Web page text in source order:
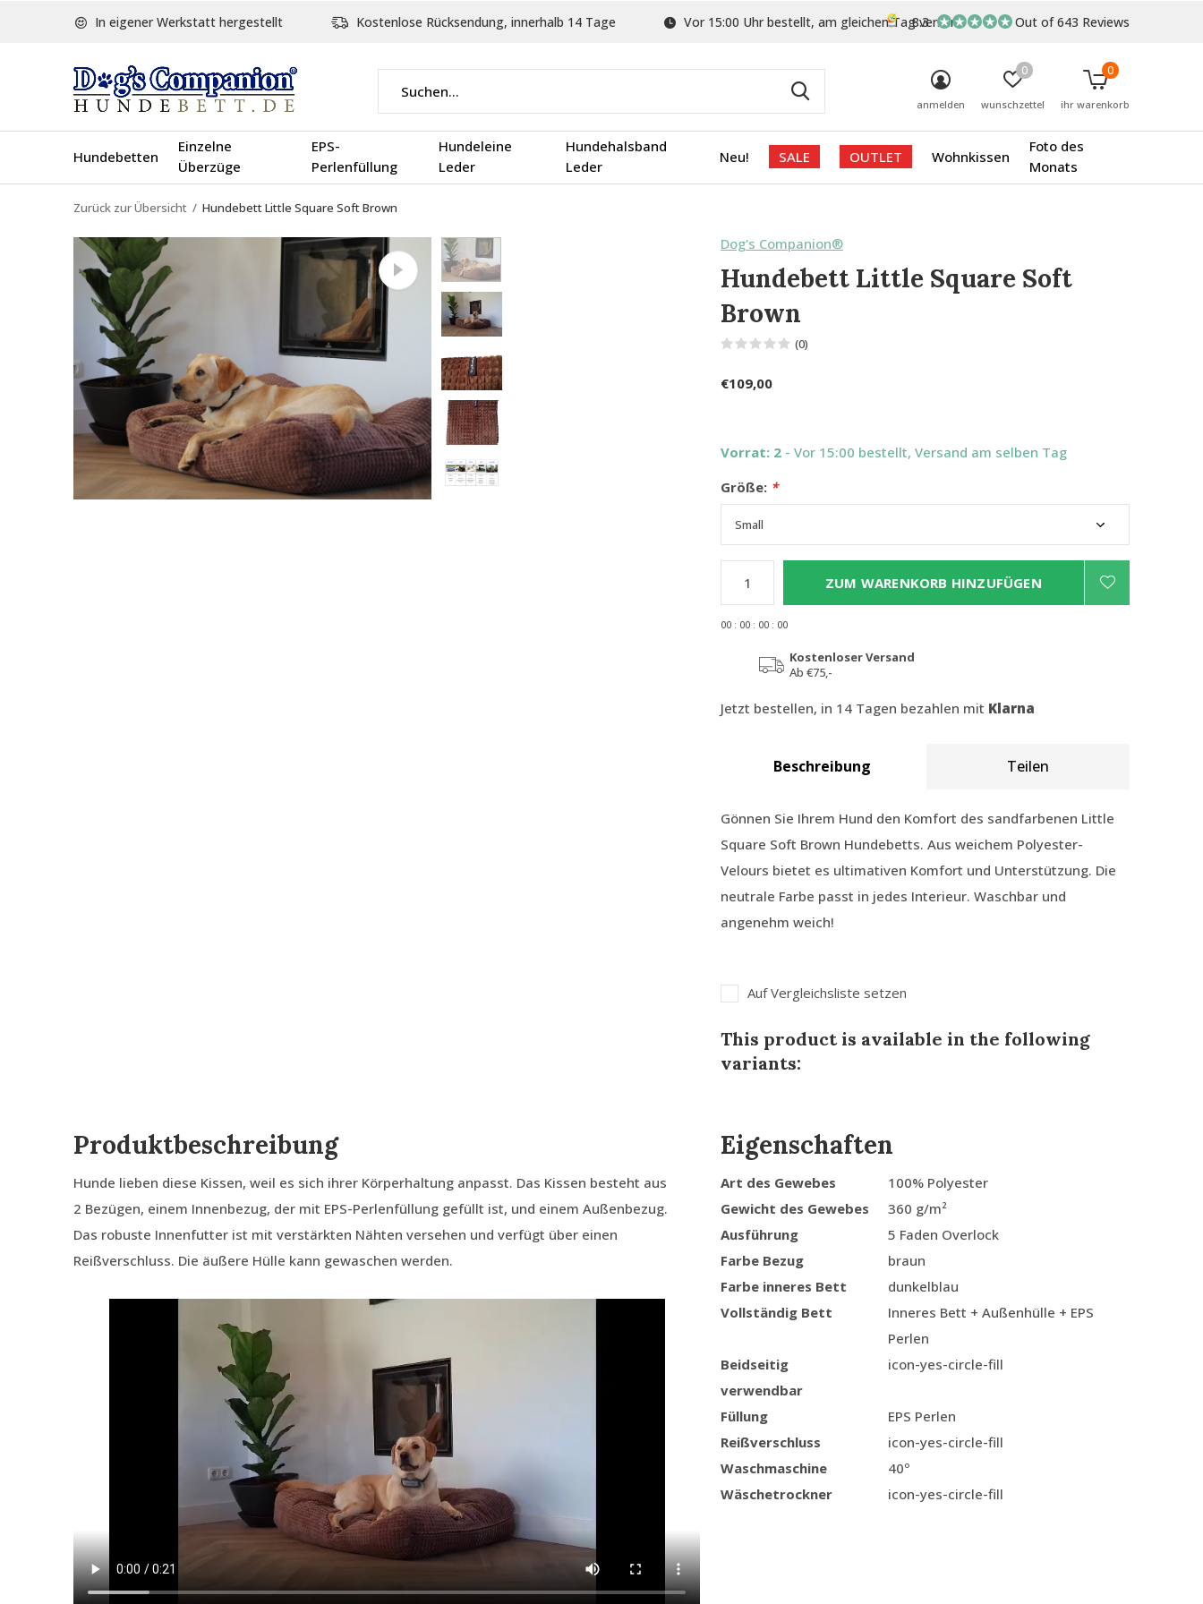
Hundebetten
Einzelne
Überzüge
EPS-
Perlenfüllung
Hundeleine
Leder
Hundehalsband
Leder
Neu! SALE OUTLET Wohnkissen
Foto des
Monats
anmelden wunschzettel
0
ihr warenkorb
0
In eigener Werkstatt hergestellt Kostenlose Rücksendung, innerhalb 14 Tage Vor 15:00 Uhr bestellt, am gleichen Tag versand
8.3 Out of 643 Reviews
Zurück zur Übersicht Hundebett Little Square Soft Brown
Dog's Companion®
Hundebett Little Square Soft
Brown
(0)
€109,00
Vorrat: 2 - Vor 15:00 bestellt, Versand am selben Tag
Größe: *
ZUM WARENKORB HINZUFÜGEN
00 : 00 : 00 : 00
Kostenloser Versand
Ab €75,-
Jetzt bestellen, in 14 Tagen bezahlen mit Klarna
Beschreibung Teilen
Gönnen Sie Ihrem Hund den Komfort des sandfarbenen Little
Square Soft Brown Hundebetts. Aus weichem Polyester-
Velours bietet es ultimativen Komfort und Unterstützung. Die
neutrale Farbe passt in jedes Interieur. Waschbar und
angenehm weich!
Auf Vergleichsliste setzen
This product is available in the following
variants:
Produktbeschreibung
Hunde lieben diese Kissen, weil es sich ihrer Körperhaltung anpasst. Das Kissen besteht aus
2 Bezügen, einem Innenbezug, der mit EPS-Perlenfüllung gefüllt ist, und einem Außenbezug.
Das robuste Innenfutter ist mit verstärkten Nähten versehen und verfügt über einen
Reißverschluss. Die äußere Hülle kann gewaschen werden.
Eigenschaften
Art des Gewebes
100% Polyester
Gewicht des Gewebes
360 g/m²
Ausführung
5 Faden Overlock
Farbe Bezug
braun
Farbe inneres Bett
dunkelblau
Vollständig Bett
Inneres Bett + Außenhülle + EPS
Perlen
Beidseitig
verwendbar
icon-yes-circle-fill
Füllung
EPS Perlen
Reißverschluss
icon-yes-circle-fill
Waschmaschine
40º
Wäschetrockner
icon-yes-circle-fill